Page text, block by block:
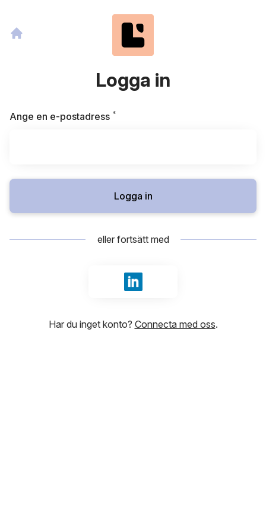
Logga in
Ange en e-postadress *
Logga in
eller fortsätt med
Logga in med LinkedIn
Har du inget konto? Connecta med oss.